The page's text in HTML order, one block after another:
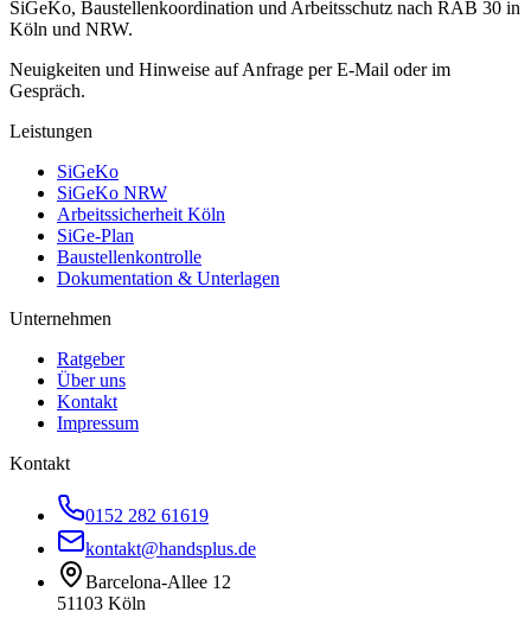
SiGeKo, Baustellenkoordination und Arbeitsschutz nach RAB 30 in
Köln und NRW.
Neuigkeiten und Hinweise auf Anfrage per E-Mail oder im
Gespräch.
Leistungen
SiGeKo
SiGeKo NRW
Arbeitssicherheit Köln
SiGe-Plan
Baustellenkontrolle
Dokumentation & Unterlagen
Unternehmen
Ratgeber
Über uns
Kontakt
Impressum
Kontakt
0152 282 61619
kontakt@handsplus.de
Barcelona-Allee 12
51103 Köln